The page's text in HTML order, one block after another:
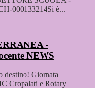
000133214Si è...
-
NEWS
destino! Giornata
Cropalati e Rotary